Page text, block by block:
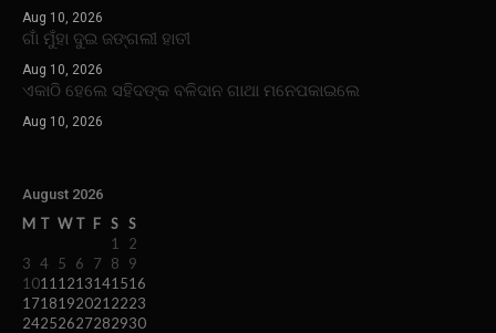
Aug 10, 2026
ଗାଁ ମୁଁହା ଦୁଇ ଜଙ୍ଗଲୀ ହାତୀ
Aug 10, 2026
ଏକାଠି ହେଲେ ସହିଦଙ୍କ ବଳିଦାନ ଗାଥା ମନେପକାଇଲେ
Aug 10, 2026
August 2026
M T W T F S S
1
2
3 4 5 6 7 8
9
1011 1213141516
1718192021 2223
24252627282930